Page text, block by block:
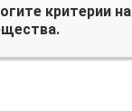
критерии на